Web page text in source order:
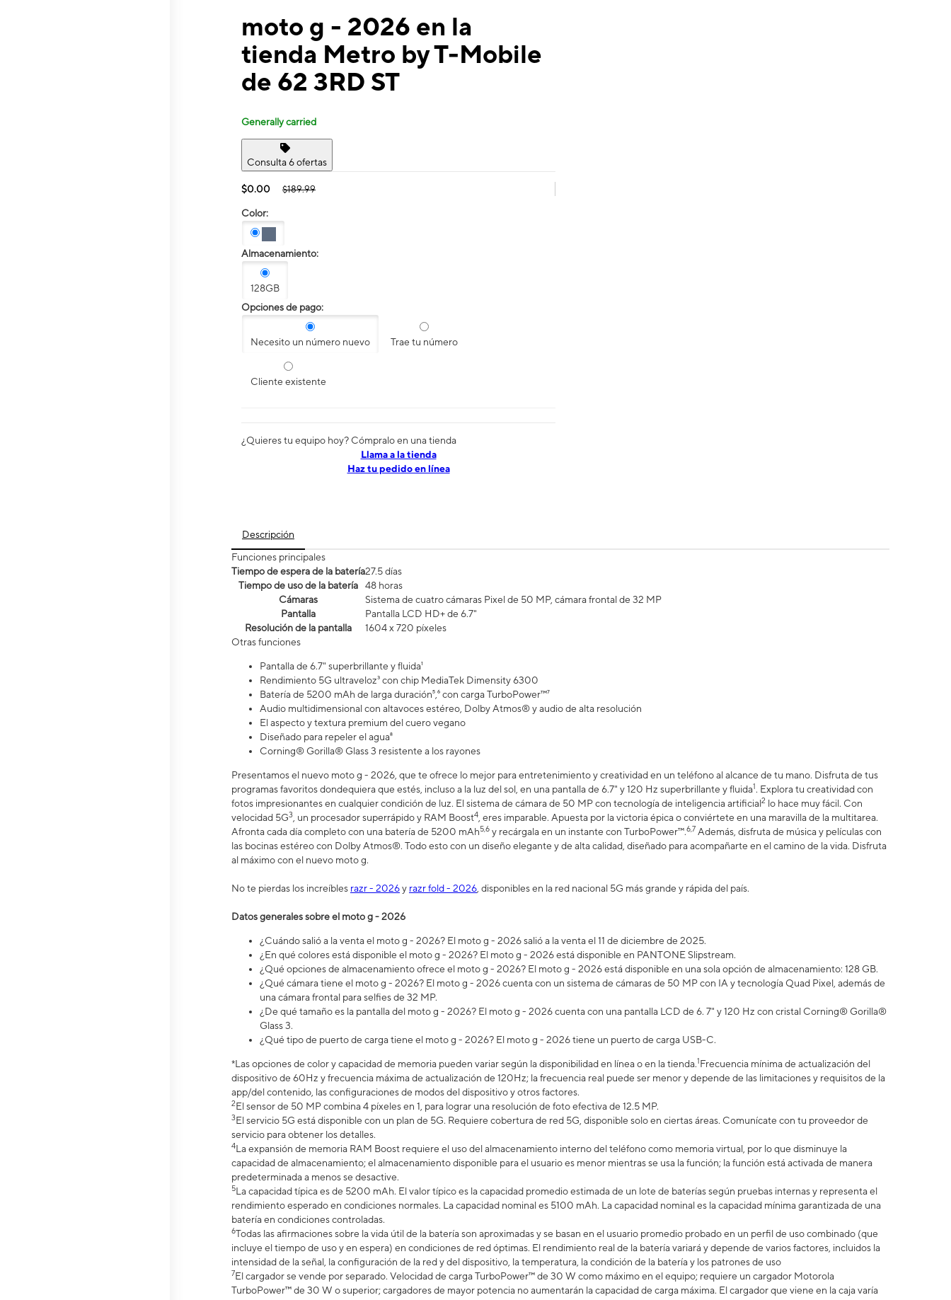
moto g - 2026 en la
tienda Metro by T-Mobile
de 62 3RD ST
Generally carried
Consulta 6 ofertas
$0.00 $189.99
Color:
Almacenamiento:
128GB
Opciones de pago:
Necesito un número nuevo Trae tu número
Cliente existente
¿Quieres tu equipo hoy? Cómpralo en una tienda
​​​​​​​Llama a la tienda
Haz tu pedido en línea
Descripción
Funciones principales
Tiempo de espera de la batería27.5 días
Tiempo de uso de la batería
48 horas
Cámaras
Sistema de cuatro cámaras Pixel de 50 MP, cámara frontal de 32 MP
Pantalla
Pantalla LCD HD+ de 6.7"
Resolución de la pantalla
1604 x 720 píxeles
Otras funciones
Pantalla de 6.7" superbrillante y fluida¹
Rendimiento 5G ultraveloz³ con chip MediaTek Dimensity 6300
Batería de 5200 mAh de larga duración⁵,⁶ con carga TurboPower™⁷
Audio multidimensional con altavoces estéreo, Dolby Atmos® y audio de alta resolución
El aspecto y textura premium del cuero vegano
Diseñado para repeler el agua⁸
Corning® Gorilla® Glass 3 resistente a los rayones
Presentamos el nuevo moto g - 2026, que te ofrece lo mejor para entretenimiento y creatividad en un teléfono al alcance de tu mano. Disfruta de tus
programas favoritos dondequiera que estés, incluso a la luz del sol, en una pantalla de 6.7" y 120 Hz superbrillante y fluida1. Explora tu creatividad con
fotos impresionantes en cualquier condición de luz. El sistema de cámara de 50 MP con tecnología de inteligencia artificial2 lo hace muy fácil. Con
velocidad 5G3 , un procesador superrápido y RAM Boost4 , eres imparable. Apuesta por la victoria épica o conviértete en una maravilla de la multitarea.
Afronta cada día completo con una batería de 5200 mAh5,6 y recárgala en un instante con TurboPower™.6,7 Además, disfruta de música y películas con
las bocinas estéreo con Dolby Atmos®. Todo esto con un diseño elegante y de alta calidad, diseñado para acompañarte en el camino de la vida. Disfruta
al máximo con el nuevo moto g.
No te pierdas los increíbles razr - 2026y razr fold - 2026 , disponibles en la red nacional 5G más grande y rápida del país.
Datos generales sobre el moto g - 2026
¿Cuándo salió a la venta el moto g - 2026? El moto g - 2026 salió a la venta el 11 de diciembre de 2025.
¿En qué colores está disponible el moto g - 2026? El moto g - 2026 está disponible en PANTONE Slipstream.
¿Qué opciones de almacenamiento ofrece el moto g - 2026? El moto g - 2026 está disponible en una sola opción de almacenamiento: 128 GB.
¿Qué cámara tiene el moto g - 2026? ​​​​​​​El moto g - 2026 cuenta con un sistema de cámaras de 50 MP con IA y tecnología Quad Pixel, además de
una cámara frontal para selfies de 32 MP.
¿De qué tamaño es la pantalla del moto g - 2026? El moto g - 2026 cuenta con una pantalla LCD de 6. 7" y 120 Hz con cristal Corning® Gorilla®
Glass 3.
¿Qué tipo de puerto de carga tiene el moto g - 2026? El moto g - 2026 tiene un puerto de carga USB-C.
*Las opciones de color y capacidad de memoria pueden variar según la disponibilidad en línea o en la tienda.1Frecuencia mínima de actualización del
dispositivo de 60Hz y frecuencia máxima de actualización de 120Hz; la frecuencia real puede ser menor y depende de las limitaciones y requisitos de la
app/del contenido, las configuraciones de modos del dispositivo y otros factores.
2El sensor de 50 MP combina 4 píxeles en 1, para lograr una resolución de foto efectiva de 12.5 MP.
3El servicio 5G está disponible con un plan de 5G. Requiere cobertura de red 5G, disponible solo en ciertas áreas. Comunícate con tu proveedor de
servicio para obtener los detalles.
4La expansión de memoria RAM Boost requiere el uso del almacenamiento interno del teléfono como memoria virtual, por lo que disminuye la
capacidad de almacenamiento; el almacenamiento disponible para el usuario es menor mientras se usa la función; la función está activada de manera
predeterminada a menos se desactive.
5La capacidad típica es de 5200 mAh. El valor típico es la capacidad promedio estimada de un lote de baterías según pruebas internas y representa el
rendimiento esperado en condiciones normales. La capacidad nominal es 5100 mAh. La capacidad nominal es la capacidad mínima garantizada de una
batería en condiciones controladas.
6Todas las afirmaciones sobre la vida útil de la batería son aproximadas y se basan en el usuario promedio probado en un perfil de uso combinado (que
incluye el tiempo de uso y en espera) en condiciones de red óptimas. El rendimiento real de la batería variará y depende de varios factores, incluidos la
intensidad de la señal, la configuración de la red y del dispositivo, la temperatura, la condición de la batería y los patrones de uso
7El cargador se vende por separado. Velocidad de carga TurboPower™ de 30 W como máximo en el equipo; requiere un cargador Motorola
TurboPower™ de 30 W o superior; cargadores de mayor potencia no aumentarán la capacidad de carga máxima. El cargador que viene en la caja varía